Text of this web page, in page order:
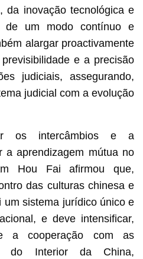
da inovação tecnológica e
de um modo contínuo e
alargar proactivamente
e a precisão
judiciais, assegurando,
judicial com a evolução
os intercâmbios e a
a aprendizagem mútua no
Hou Fai afirmou que,
das culturas chinesa e
um sistema jurídico único e
e deve intensificar,
a cooperação com as
do Interior da China,